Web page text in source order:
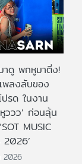
าดู พกหูมาติ่ง!
พลงลับของ
รด ในงาน
ววว’ ก่อนลุ้น
MUSIC
2026’
2026